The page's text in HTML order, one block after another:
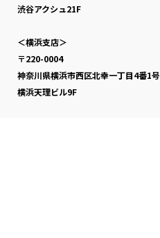
渋谷アクシュ21F
＜横浜支店＞
〒220-0004
神奈川県横浜市西区北幸一丁目4番1号
横浜天理ビル9F